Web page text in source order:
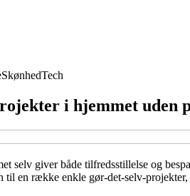
SkønhedTech
i hjemmet uden
selv giver både tilfredsstillelse og
en række enkle gør-det-selv-